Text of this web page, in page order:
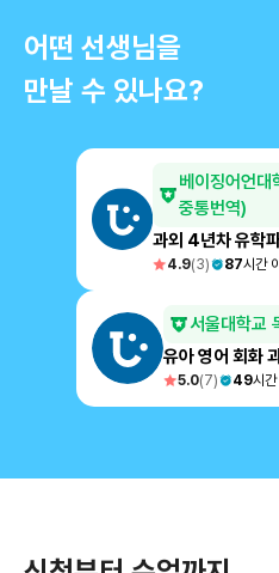
어떤 선생님을
만날 수 있나요?
베이징어언
중통번역)
과외 4년차 유학
4.9(3) 87시간
서울대학교
유아 영어 회화
5.0(7) 49시간